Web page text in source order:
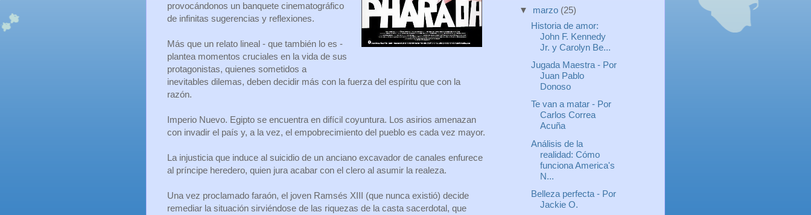
provocándonos un banquete cinematográfico
de infinitas sugerencias y reflexiones.
Más que un relato lineal - que también lo es -
plantea momentos cruciales en la vida de sus
protagonistas, quienes sometidos a
inevitables dilemas, deben decidir más con la fuerza del espíritu que con la
razón.
Imperio Nuevo. Egipto se encuentra en difícil coyuntura. Los asirios amenazan
con invadir el país y, a la vez, el empobrecimiento del pueblo es cada vez mayor.
La injusticia que induce al suicidio de un anciano excavador de canales enfurece
al príncipe heredero, quien jura acabar con el clero al asumir la realeza.
Una vez proclamado faraón, el joven Ramsés XIII (que nunca existió) decide
remediar la situación sirviéndose de las riquezas de la casta sacerdotal, que
▼ marzo (25)
Historia de amor:
John F. Kennedy
Jr. y Carolyn Be...
Jugada Maestra - Por
Juan Pablo
Donoso
Te van a matar - Por
Carlos Correa
Acuña
Análisis de la
realidad: Cómo
funciona America's
N...
Belleza perfecta - Por
Jackie O.